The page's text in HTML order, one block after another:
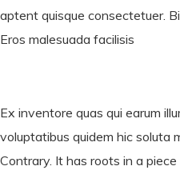
aptent quisque consectetuer.
Eros malesuada facilisis
Ex inventore quas qui earum
voluptatibus quidem hic soluta
Contrary. It has roots in a